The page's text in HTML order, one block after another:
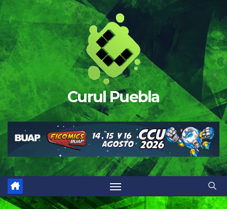
Saltar
al
contenido
Curul Puebla